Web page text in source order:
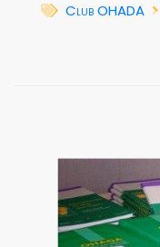
Club OHADA